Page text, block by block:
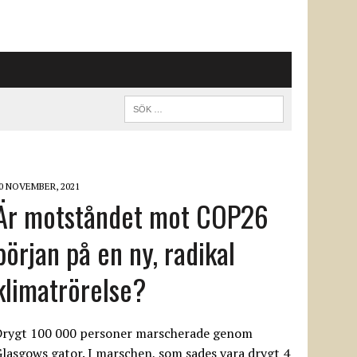
NOVEMBER, 2021
motståndet mot COP26
på en ny, radikal
100 000 personer marscherade genom
gator. I marschen, som sades vara drygt 4